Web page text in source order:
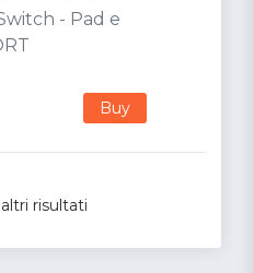
- Pad e
Buy
risultati